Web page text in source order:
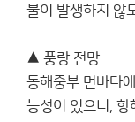
불이 발생하지 않
▲ 풍랑 전망
동해중부 먼바다
능성이 있으니, 항